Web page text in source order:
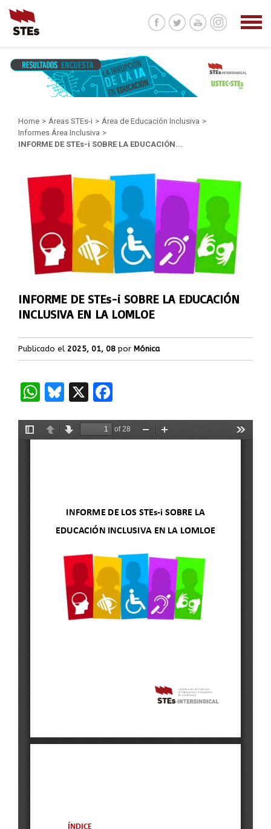
Home > Áreas STEs-i > Área de Educación Inclusiva >
Informes Área Inclusiva >
INFORME DE STEs-i SOBRE LA EDUCACIÓN...
INFORME DE STEs-i SOBRE LA EDUCACIÓN
INCLUSIVA EN LA LOMLOE
Publicado el 2025, 01, 08 por Mónica
WhatsApp
Bluesky
X